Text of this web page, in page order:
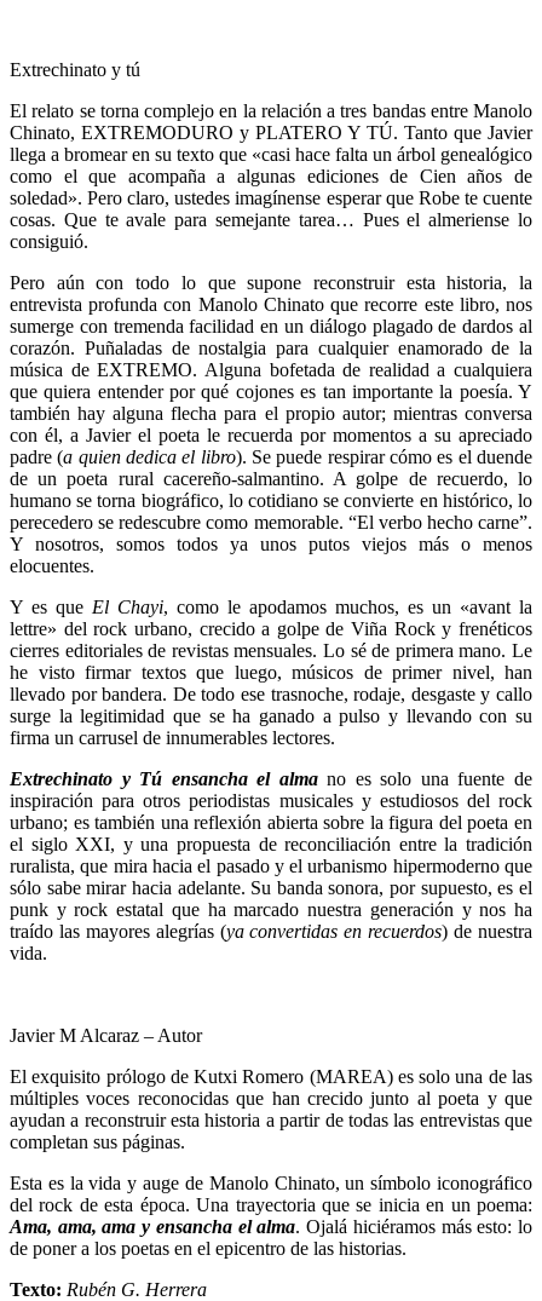
Extrechinato y tú
El relato se torna complejo en la relación a tres bandas entre Manolo
Chinato, EXTREMODURO y PLATERO Y TÚ. Tanto que Javier
llega a bromear en su texto que «casi hace falta un árbol genealógico
como el que acompaña a algunas ediciones de Cien años de
soledad». Pero claro, ustedes imagínense esperar que Robe te cuente
cosas. Que te avale para semejante tarea… Pues el almeriense lo
consiguió.
Pero aún con todo lo que supone reconstruir esta historia, la
entrevista profunda con Manolo Chinato que recorre este libro, nos
sumerge con tremenda facilidad en un diálogo plagado de dardos al
corazón. Puñaladas de nostalgia para cualquier enamorado de la
música de EXTREMO. Alguna bofetada de realidad a cualquiera
que quiera entender por qué cojones es tan importante la poesía. Y
también hay alguna flecha para el propio autor; mientras conversa
con él, a Javier el poeta le recuerda por momentos a su apreciado
padre (a quien dedica el libro). Se puede respirar cómo es el duende
de un poeta rural cacereño-salmantino. A golpe de recuerdo, lo
humano se torna biográfico, lo cotidiano se convierte en histórico, lo
perecedero se redescubre como memorable. “El verbo hecho carne”.
Y nosotros, somos todos ya unos putos viejos más o menos
elocuentes.
Y es que El Chayi, como le apodamos muchos, es un «avant la
lettre» del rock urbano, crecido a golpe de Viña Rock y frenéticos
cierres editoriales de revistas mensuales. Lo sé de primera mano. Le
he visto firmar textos que luego, músicos de primer nivel, han
llevado por bandera. De todo ese trasnoche, rodaje, desgaste y callo
surge la legitimidad que se ha ganado a pulso y llevando con su
firma un carrusel de innumerables lectores.
Extrechinato y Tú ensancha el alma no es solo una fuente de
inspiración para otros periodistas musicales y estudiosos del rock
urbano; es también una reflexión abierta sobre la figura del poeta en
el siglo XXI, y una propuesta de reconciliación entre la tradición
ruralista, que mira hacia el pasado y el urbanismo hipermoderno que
sólo sabe mirar hacia adelante. Su banda sonora, por supuesto, es el
punk y rock estatal que ha marcado nuestra generación y nos ha
traído las mayores alegrías (ya convertidas en recuerdos) de nuestra
vida.
Javier M Alcaraz – Autor
El exquisito prólogo de Kutxi Romero (MAREA) es solo una de las
múltiples voces reconocidas que han crecido junto al poeta y que
ayudan a reconstruir esta historia a partir de todas las entrevistas que
completan sus páginas.
Esta es la vida y auge de Manolo Chinato, un símbolo iconográfico
del rock de esta época. Una trayectoria que se inicia en un poema:
Ama, ama, ama y ensancha el alma. Ojalá hiciéramos más esto: lo
de poner a los poetas en el epicentro de las historias.
Texto: Rubén G. Herrera